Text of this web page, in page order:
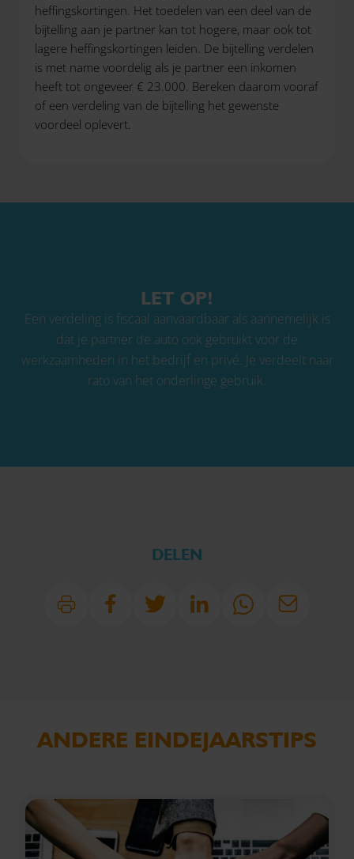
heffingskortingen. Het toedelen van een deel van de
bijtelling aan je partner kan tot hogere, maar ook tot
lagere heffingskortingen leiden. De bijtelling verdelen
is met name voordelig als je partner een inkomen
heeft tot ongeveer € 23.000. Bereken daarom vooraf
of een verdeling van de bijtelling het gewenste
voordeel oplevert.
LET OP!
Een verdeling is fiscaal aanvaardbaar als aannemelijk is
dat je partner de auto ook gebruikt voor de
werkzaamheden in het bedrijf en privé. Je verdeelt naar
rato van het onderlinge gebruik.
DELEN
ANDERE EINDEJAARSTIPS